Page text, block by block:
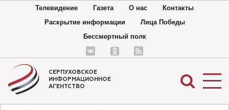
Телевидение Газета О нас
Контакты
Раскрытие информации
Лица Победы
Бессмертный полк
СЕРПУХОВСКОЕ
ИНФОРМАЦИОННОЕ
АГЕНТСТВО